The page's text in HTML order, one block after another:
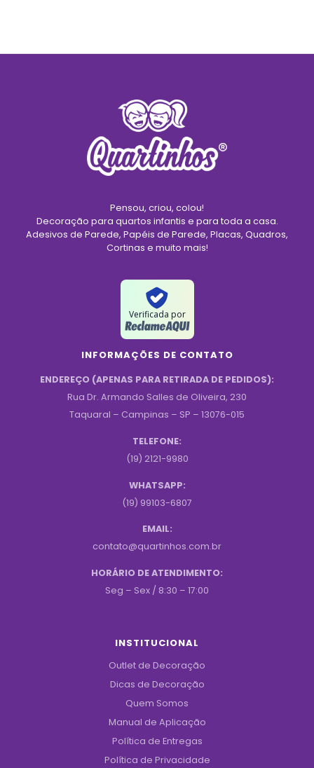
Pensou, criou, colou!
Decoração para quartos infantis e para toda a casa.
Adesivos de Parede, Papéis de Parede, Placas, Quadros,
Cortinas e muito mais!
Verificada por
INFORMAÇÕES DE CONTATO
ENDEREÇO (APENAS PARA RETIRADA DE PEDIDOS):
Rua Dr. Armando Salles de Oliveira, 230
Taquaral – Campinas – SP – 13076-015
TELEFONE:
(19) 2121-9980
WHATSAPP:
(19) 99103-6807
EMAIL:
contato@quartinhos.com.br
HORÁRIO DE ATENDIMENTO:
Seg – Sex / 8:30 – 17:00
INSTITUCIONAL
Outlet de Decoração
Dicas de Decoração
Quem Somos
Manual de Aplicação
Política de Entregas
Política de Privacidade